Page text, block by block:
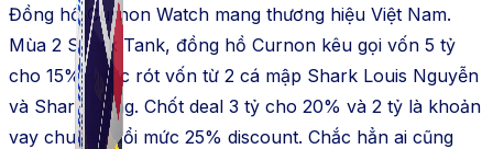
Đồng hồ Curnon Watch mang thương hiệu Việt Nam.
Mùa 2 Shark Tank, đồng hồ Curnon kêu gọi vốn 5 tỷ
cho 15% được rót vốn từ 2 cá mập Shark Louis Nguyễn
và Shark Dũng. Chốt deal 3 tỷ cho 20% và 2 tỷ là khoản
vay chuyển đổi mức 25% discount. Chắc hẳn ai cũng